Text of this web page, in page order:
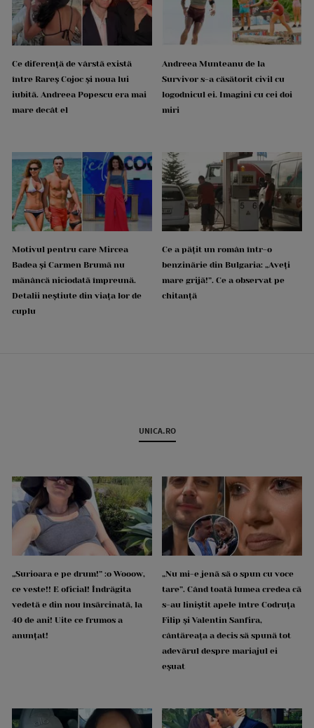
Ce diferență de vârstă există
între Rareș Cojoc și noua lui
iubită. Andreea Popescu era mai
mare decât el
Andreea Munteanu de la
Survivor s-a căsătorit civil cu
logodnicul ei. Imagini cu cei doi
miri
Motivul pentru care Mircea
Badea și Carmen Brumă nu
mănâncă niciodată împreună.
Detalii neștiute din viața lor de
cuplu
Ce a pățit un român într-o
benzinărie din Bulgaria: „Aveți
mare grijă!”. Ce a observat pe
chitanță
UNICA.RO
„Surioara e pe drum!” :o Wooow,
ce veste!! E oficial! Îndrăgita
vedetă e din nou însărcinată, la
40 de ani! Uite ce frumos a
anunțat!
„Nu mi-e jenă să o spun cu voce
tare”. Când toată lumea credea că
s-au liniștit apele între Codruța
Filip și Valentin Sanfira,
cântăreața a decis să spună tot
adevărul despre mariajul ei
eșuat